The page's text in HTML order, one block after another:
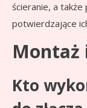
ścieranie, a
potwierdzające
Montaż
Kto